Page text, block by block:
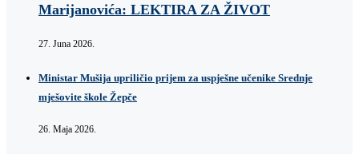
Marijanovića: LEKTIRA ZA ŽIVOT
27. Juna 2026.
Ministar Mušija upriličio prijem za uspješne učenike Srednje
mješovite škole Žepče
26. Maja 2026.